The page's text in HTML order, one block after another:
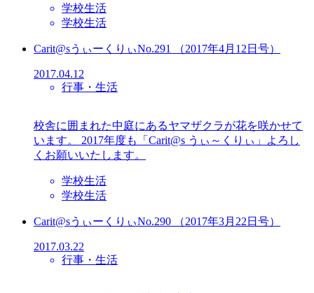
学校生活
学校生活
Carit@sうぃーくりぃNo.291 （2017年4月12日号）
2017.04.12
行事・生活
校舎に囲まれた中庭にあるヤマザクラが花を咲かせて
います。 2017年度も「Carit@s うぃ～くりぃ」よろし
くお願いいたします。
学校生活
学校生活
Carit@sうぃーくりぃNo.290 （2017年3月22日号）
2017.03.22
行事・生活